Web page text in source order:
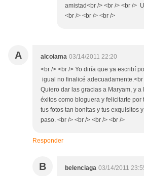
amistad<br /> <br /> <br />
<br /> <br /> <br />
A alcoiama 03/14/2011 22:20
<br /> <br /> Yo diría que ya escribí
igual no finalicé adecuadamente.<br
Quiero dar las gracias a Maryam, y
éxitos como bloguera y felicitarte por
tus fotos tan bonitas y tus exquisitos
paso. <br /> <br /> <br /> <br />
Responder
B belenciaga 03/14/2011